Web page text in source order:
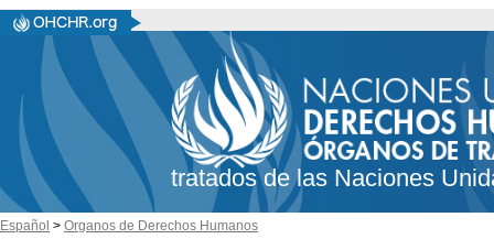
tratados de las Naciones
Español > Organos de Derechos Humanos